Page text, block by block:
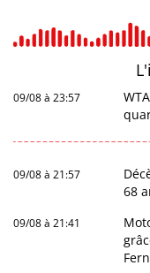
09/08 à 23:57
09/08 à 21:57
68
09/08 à 21:41